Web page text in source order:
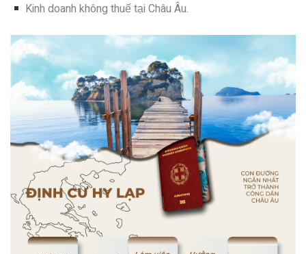
Kinh doanh không thuế tại Châu Âu.